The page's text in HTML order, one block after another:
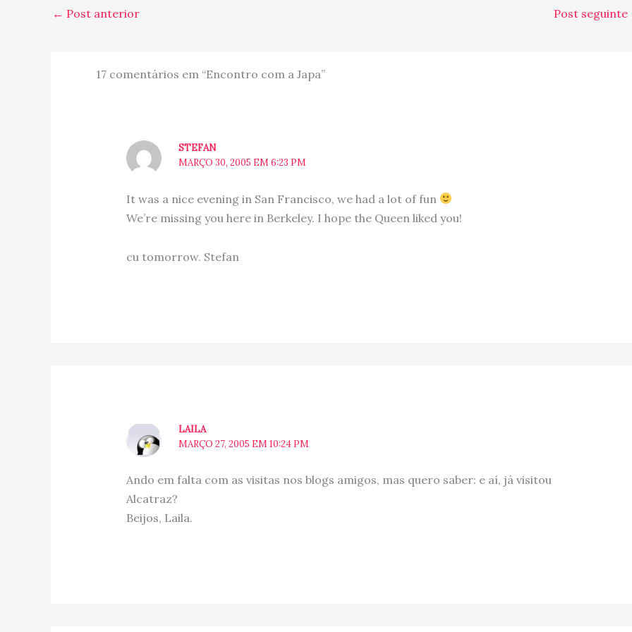
← Post anterior Post seguinte
17 comentários em “Encontro com a Japa”
STEFAN
MARÇO 30, 2005 EM 6:23 PM
It was a nice evening in San Francisco, we had a lot of fun
We’re missing you here in Berkeley. I hope the Queen liked you!
cu tomorrow. Stefan
LAILA
MARÇO 27, 2005 EM 10:24 PM
Ando em falta com as visitas nos blogs amigos, mas quero saber: e aí, já visitou
Alcatraz?
Beijos, Laila.